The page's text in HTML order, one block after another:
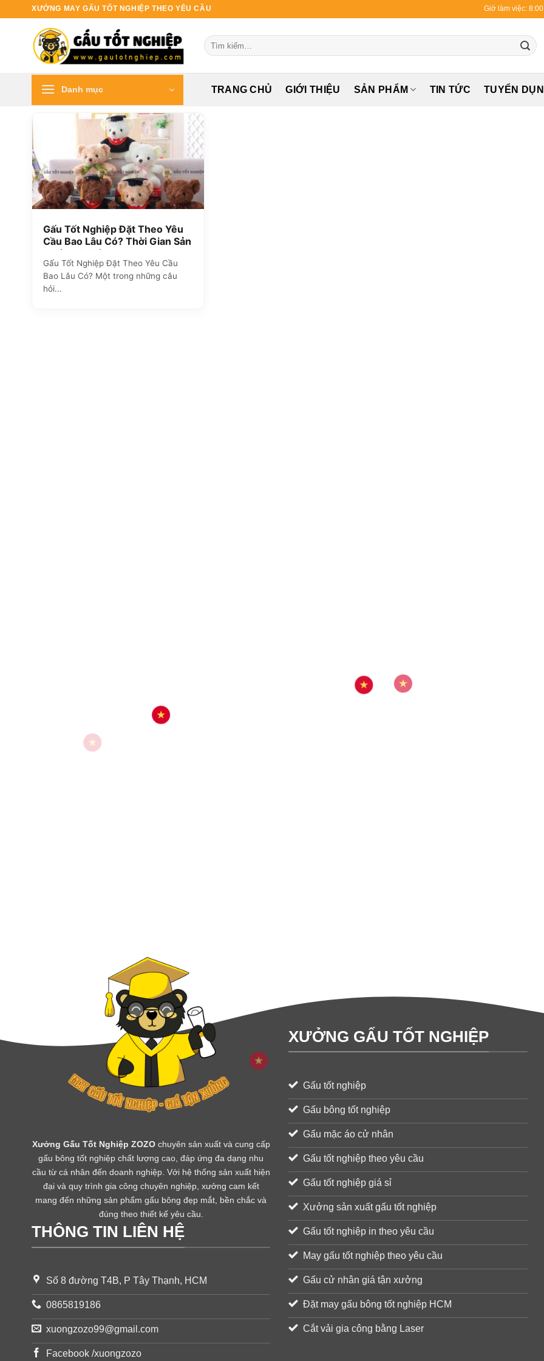
XƯỞNG MAY GẤU TỐT NGHIỆP THEO YÊU CẦU Giờ làm việc:
Tìm
kiếm:
Danh mục TRANG CHỦ GIỚI THIỆU SẢN PHẨM TIN TỨC TUYỂN
Gấu Tốt Nghiệp Đặt Theo Yêu
Cầu Bao Lâu Có? Thời Gian Sản
Xuất Chi Tiết
Gấu Tốt Nghiệp Đặt Theo Yêu Cầu
Bao Lâu Có? Một trong những câu
hỏi...
Xưởng Gấu Tốt Nghiệp ZOZOchuyên sản xuất và cung cấp
gấu bông tốt nghiệp chất lượng cao, đáp ứng đa dạng nhu
cầu từ cá nhân đến doanh nghiệp. Với hệ thống sản xuất hiện
đại và quy trình gia công chuyên nghiệp, xưởng cam kết
mang đến những sản phẩm gấu bông đẹp mắt, bền chắc và
đúng theo thiết kế yêu cầu.
THÔNG TIN LIÊN HỆ
Số 8 đường T4B, P Tây Thạnh, HCM
0865819186
xuongzozo99@gmail.com
Facebook /xuongzozo
XƯỞNG GẤU TỐT NGHIỆP
Gấu tốt nghiệp
Gấu bông tốt nghiệp
Gấu mặc áo cử nhân
Gấu tốt nghiệp theo yêu cầu
Gấu tốt nghiệp giá sỉ
Xưởng sản xuất gấu tốt nghiệp
Gấu tốt nghiệp in theo yêu cầu
May gấu tốt nghiệp theo yêu cầu
Gấu cử nhân giá tận xưởng
Đặt may gấu bông tốt nghiệp HCM
Cắt vải gia công bằng Laser